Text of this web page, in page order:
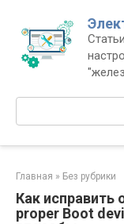
контенту
Поиск:
Главная » Без рубрики
Как исправить
proper Boot